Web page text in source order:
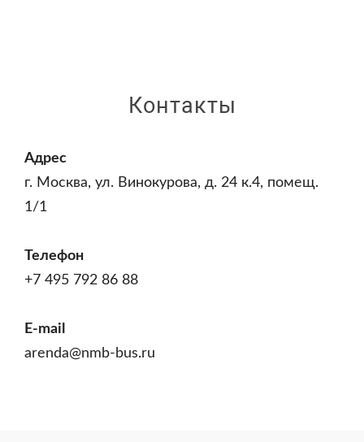
Контакты
Адрес
г. Москва, ул. Винокурова, д. 24 к.4, помещ.
1/1
Телефон
+7 495 792 86 88
E-mail
arenda@nmb-bus.ru